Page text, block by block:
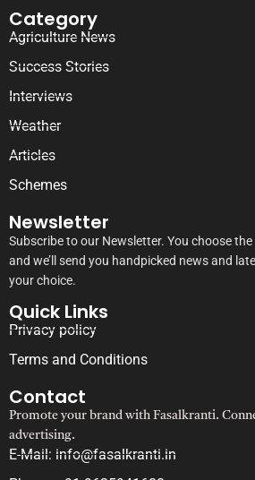
Category
Agriculture News
Success Stories
Interviews
Weather
Articles
Schemes
Newsletter
Subscribe to our Newsletter. You choose
and we’ll send you handpicked news and
your choice.
Quick Links
Privacy policy
Terms and Conditions
Contact
Promote your brand with Fasalkranti.
advertising.
E-Mail: info@fasalkranti.in